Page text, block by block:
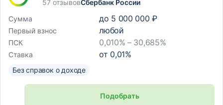
57 отзывовСбербанк России
Сумма
до 5 000 000 ₽
Первый взнос любой
ПСК 0,010% – 30,685%
Ставка от 0,01%
Без справок о доходе
Подобрать